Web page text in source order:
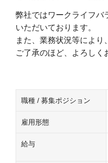
弊社ではワークライフバ
いただいております。
また、業務状況等によ
ご了承のほど、よろしく
職種 / 募集ポジション
雇用形態
給与